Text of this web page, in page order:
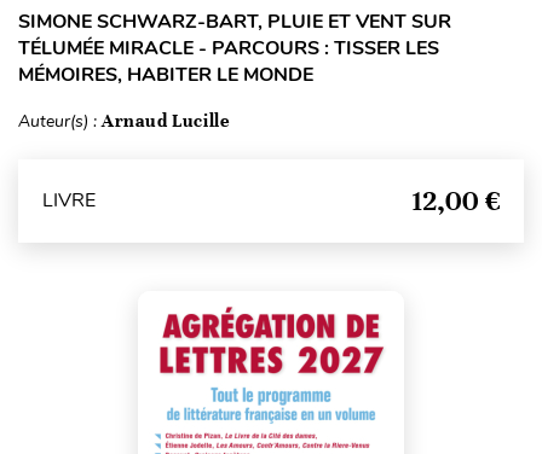
SIMONE SCHWARZ-BART, PLUIE ET VENT SUR
TÉLUMÉE MIRACLE - PARCOURS : TISSER LES
MÉMOIRES, HABITER LE MONDE
Auteur(s) :Arnaud Lucille
LIVRE 12,00 €